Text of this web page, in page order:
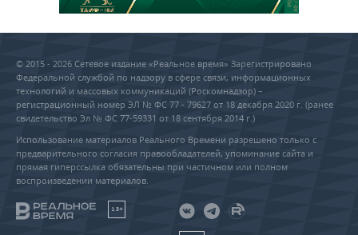
© 2015 - 2026 Сетевое издание «Реальное время» Зарегистрировано
Федеральной службой по надзору в сфере связи, информационных
технологий и массовых коммуникаций (Роскомнадзор) –
регистрационный номер ЭЛ № ФС 77 - 79627 от 18 декабря 2020 г. (ранее
свидетельство Эл № ФС 77-59331 от 18 сентября 2014 г.)
Использование материалов Реального Времени разрешено только с
предварительного согласия правообладателей, упоминание сайта и
прямая гиперссылка обязательны при частичном или полном
воспроизведении материалов.
18+